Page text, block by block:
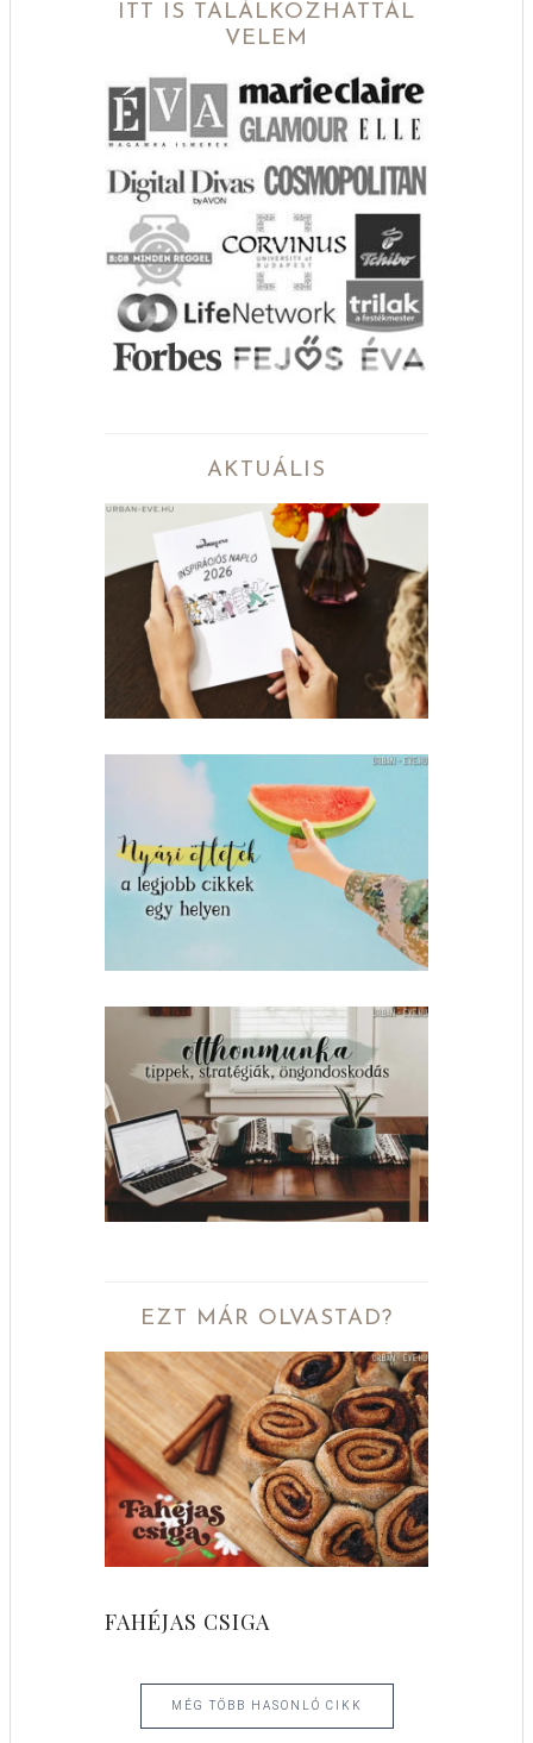
ITT IS TALÁLKOZHATTÁL
VELEM
AKTUÁLIS
EZT MÁR OLVASTAD?
FAHÉJAS CSIGA
MÉG TÖBB HASONLÓ CIKK